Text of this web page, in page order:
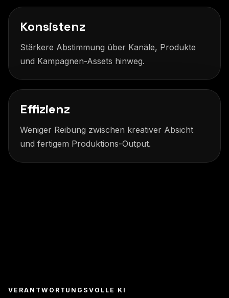
Konsistenz
Stärkere Abstimmung über Kanäle, Produkte
und Kampagnen-Assets hinweg.
Effizienz
Weniger Reibung zwischen kreativer Absicht
und fertigem Produktions-Output.
VERANTWORTUNGSVOLLE KI